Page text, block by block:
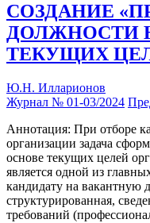
СОЗДАНИЕ
ДОЛЖНОСТИ
ТЕКУЩИХ
Ю.Н. Илларионов
Журнал № 01-03/2024
Аннотация: При отборе
организации задача
основе текущих целей
является одной из
кандидату на вакантную
структурированная,
требований